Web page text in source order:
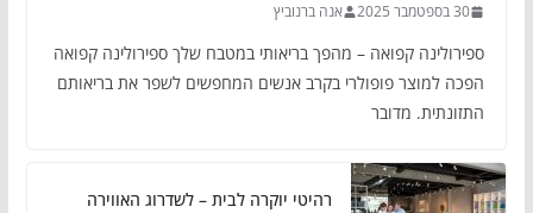
30 בספטמבר 2025 אנה ברנוביץ
ספירולינה קפואה – מהפך בריאותי במטבח שלך ספירולינה קפואה
הפכה למוצר פופולרי בקרב אנשים המחפשים לשפר את בריאותם
התזונתית. מדובר
רהיטי יוקרה לבית – לשדרוג האווירה